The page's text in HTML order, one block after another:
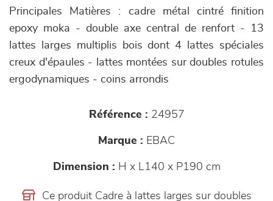
Principales Matières : cadre métal cintré finition
epoxy moka - double axe central de renfort - 13
lattes larges multiplis bois dont 4 lattes spéciales
creux d'épaules - lattes montées sur doubles rotules
ergodynamiques - coins arrondis
Référence : 24957
Marque : EBAC
Dimension : H x L140 x P190 cm
Ce produit Cadre à lattes larges sur doubles